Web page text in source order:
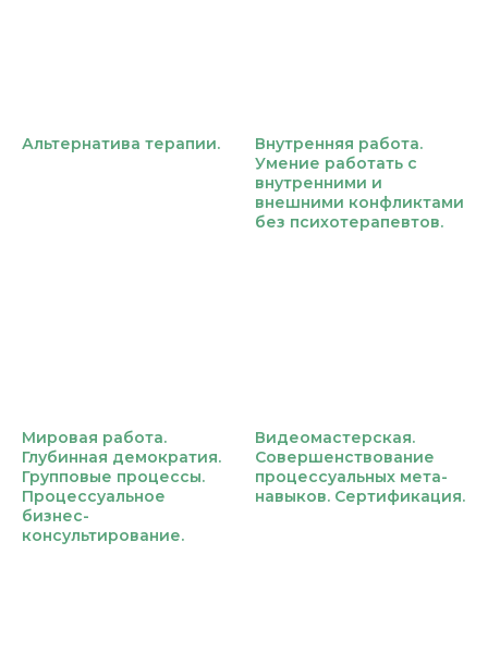
Альтернатива терапии.
Внутренняя работа.
Умение работать с
внутренними и
внешними конфликтами
без психотерапевтов.
Мировая работа.
Глубинная демократия.
Групповые процессы.
Процессуальное
бизнес-
консультирование.
Видеомастерская.
Совершенствование
процессуальных мета-
навыков. Сертификация.